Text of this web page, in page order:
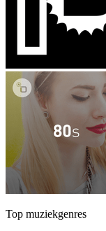
Top muziekgenres